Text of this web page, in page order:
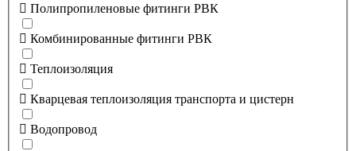
Полипропиленовые фитинги РВК
Комбинированные фитинги РВК
Теплоизоляция
Кварцевая теплоизоляция транспорта и цистерн
Водопровод